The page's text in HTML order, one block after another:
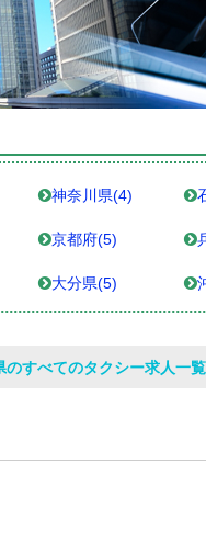
神奈川県(4)
京都府(5)
大分県(5)
すべてのタクシー求人一